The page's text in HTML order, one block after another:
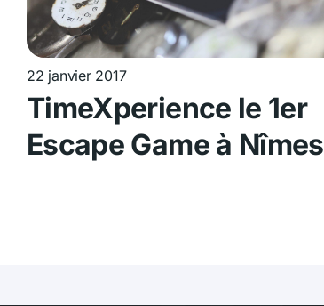
22 janvier 2017
TimeXperience le 1er
Escape Game à Nîmes